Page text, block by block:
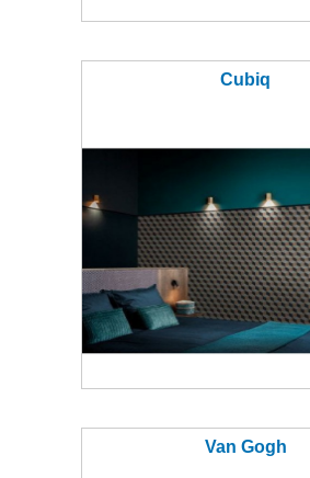
Cubiq
Van Gogh